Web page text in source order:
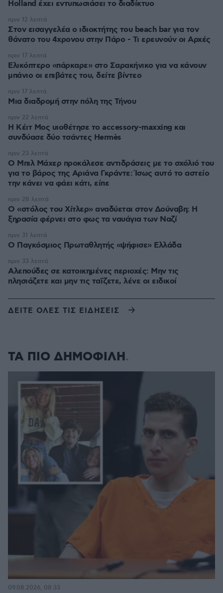
Holland έχει εντυπωσιάσει το διαδίκτυο
Στον εισαγγελέα ο ιδιοκτήτης του beach bar για τον
θάνατο του 4χρονου στην Πάρο - Τι ερευνούν οι Αρχές
πριν 12 λεπτά
Ελικόπτερο «πάρκαρε» στο Σαρακήνικο για να κάνουν
μπάνιο οι επιβάτες του, δείτε βίντεο
πριν 17 λεπτά
Μια διαδρομή στην πόλη της Τήνου
πριν 17 λεπτά
Η Κέιτ Μος υιοθέτησε τo accessory-maxxing και
συνδύασε δύο τσάντες Hermès
πριν 22 λεπτά
Ο Μπιλ Μάχερ προκάλεσε αντιδράσεις με το σχόλιό του
για το βάρος της Αριάνα Γκράντε: Ίσως αυτό το αστείο
την κάνει να φάει κάτι, είπε
πριν 23 λεπτά
Ο «στόλος του Χίτλερ» αναδύεται στον Δούναβη: Η
ξηρασία φέρνει στο φως τα ναυάγια των Ναζί
πριν 28 λεπτά
Ο Παγκόσμιος Πρωταθλητής «ψήφισε» Ελλάδα
πριν 31 λεπτά
Αλεπούδες σε κατοικημένες περιοχές: Μην τις
πλησιάζετε και μην τις ταΐζετε, λένε οι ειδικοί
πριν 33 λεπτά
ΔΕΙΤΕ ΟΛΕΣ ΤΙΣ ΕΙΔΗΣΕΙΣ
ΤΑ ΠΙΟ ΔΗΜΟΦΙΛΗ
09.08.2026, 08:33